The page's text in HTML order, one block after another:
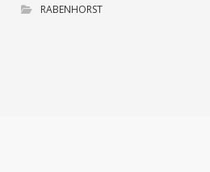
RABENHORST